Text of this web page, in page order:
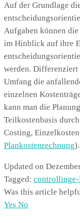
Auf der Grundlage
Aufgaben können
im Hinblick auf ihre
werden. Differenziert
Umfang die
einzelnen
kann man die
Teilkostenbasis
Costing,
Plankostenrechnung).
Updated on
Tagged: controlling
Was this article
Yes No